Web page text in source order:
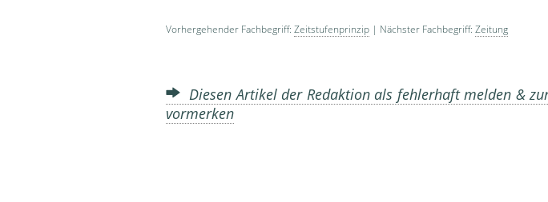
Vorhergehender Fachbegriff: Zeitstufenprinzip | Nächster Fachbegriff: Zeitung
Diesen Artikel der Redaktion als fehlerhaft melden &
vormerken